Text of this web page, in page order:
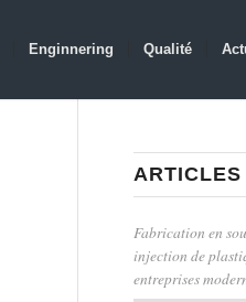
Enginnering Qualité
ARTICLES
Fabrication en
injection de
entreprises